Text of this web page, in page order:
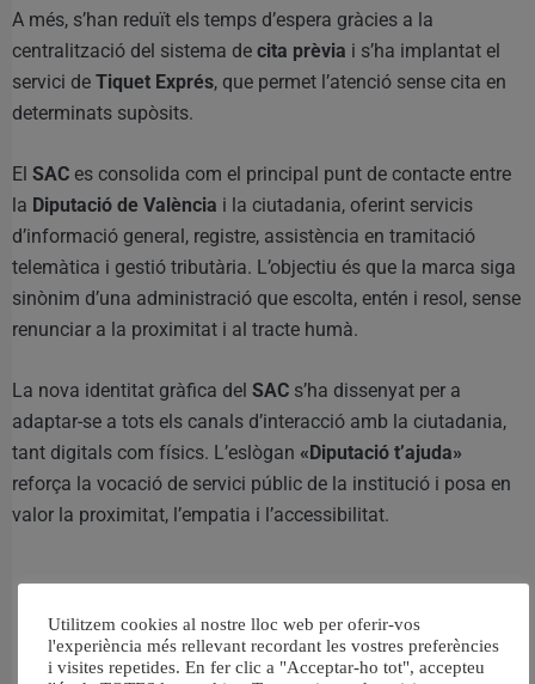
A més, s’han reduït els temps d’espera gràcies a la
centralització del sistema de cita prèvia i s’ha implantat el
servici de Tiquet Exprés, que permet l’atenció sense cita en
determinats supòsits.
El SAC es consolida com el principal punt de contacte entre
la Diputació de València i la ciutadania, oferint servicis
d’informació general, registre, assistència en tramitació
telemàtica i gestió tributària. L’objectiu és que la marca siga
sinònim d’una administració que escolta, entén i resol, sense
renunciar a la proximitat i al tracte humà.
La nova identitat gràfica del SAC s’ha dissenyat per a
adaptar-se a tots els canals d’interacció amb la ciutadania,
tant digitals com físics. L’eslògan «Diputació t’ajuda»
reforça la vocació de servici públic de la institució i posa en
valor la proximitat, l’empatia i l’accessibilitat.
RELACIONAT
Utilitzem cookies al nostre lloc web per oferir-vos
l'experiència més rellevant recordant les vostres preferències
i visites repetides. En fer clic a "Acceptar-ho tot", accepteu